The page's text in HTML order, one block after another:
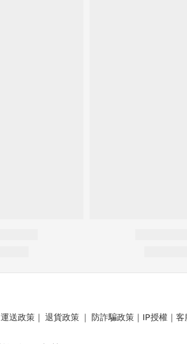
運送政策 ｜ 退貨政策 ｜ 防詐騙政策 ｜ IP授權 ｜ 客